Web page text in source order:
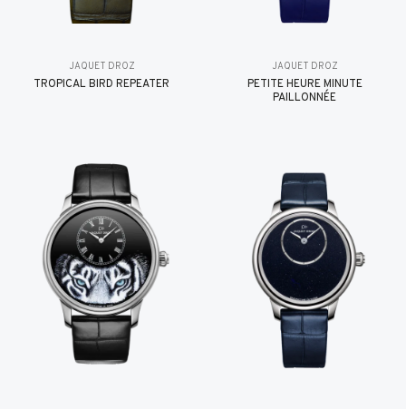
JAQUET DROZ
TROPICAL BIRD REPEATER
JAQUET DROZ
PETITE HEURE MINUTE
PAILLONNÉE